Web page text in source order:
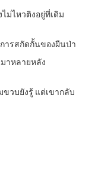
ม่ไหวติงอยู่ที่เดิม
ารสกัดกั้นของผืนป่า
าหลายหลัง
วบยังรู้ แต่เขากลับ